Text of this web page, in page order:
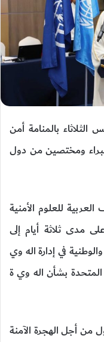
بالمنامة أمن
ومختصين من دول
للعلوم الأمنية
مدى ثلاثة أيام إلى
في إدارة اله وي
بشأن اله وي ة
من أجل الهجرة الآمنة